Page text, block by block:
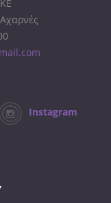
Instagram